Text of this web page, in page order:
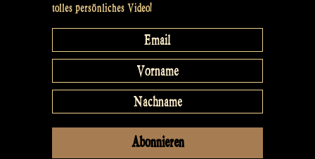
tolles persönliches Video!